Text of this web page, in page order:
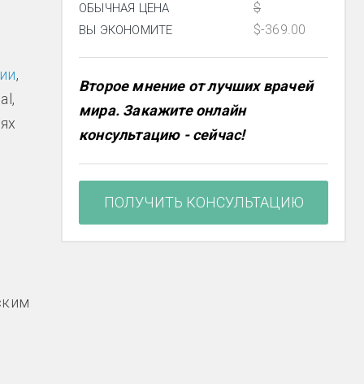
,
ОБЫЧНАЯ ЦЕНА $
ВЫ ЭКОНОМИТЕ $-369.00
Второе мнение от лучших врачей
мира. Закажите онлайн
консультацию - сейчас!
ПОЛУЧИТЬ КОНСУЛЬТАЦИЮ